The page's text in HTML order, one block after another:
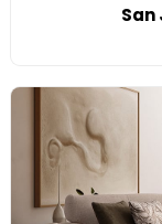
San